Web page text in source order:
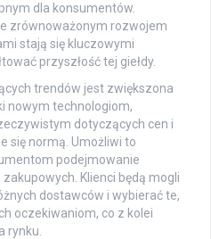
dla konsumentów.
zrównoważonym rozwojem
stają się kluczowymi
przyszłość tej giełdy.
trendów jest zwiększona
nowym technologiom,
dotyczących cen i
się normą. Umożliwi to
podejmowanie
Klienci będą mogli
dostawców i wybierać te,
oczekiwaniom, co z kolei
rynku.